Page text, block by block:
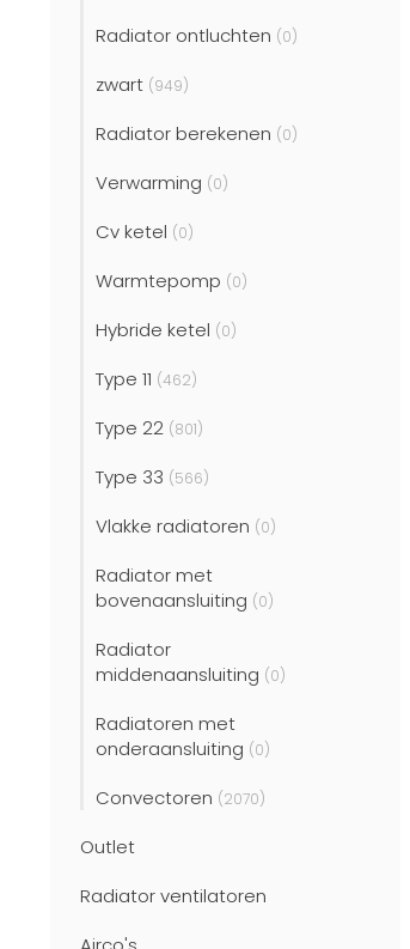
Radiator ontluchten (0)
zwart (949)
Radiator berekenen (0)
Verwarming (0)
Cv ketel (0)
Warmtepomp (0)
Hybride ketel (0)
Type 11 (462)
Type 22 (801)
Type 33 (566)
Vlakke radiatoren (0)
Radiator met
bovenaansluiting (0)
Radiator
middenaansluiting (0)
Radiatoren met
onderaansluiting (0)
Convectoren (2070)
Outlet
Radiator ventilatoren